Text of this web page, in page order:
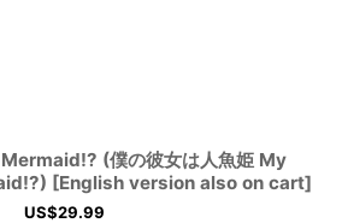
(僕の彼女は人魚姫 My
[English version also on cart]
US$29.99